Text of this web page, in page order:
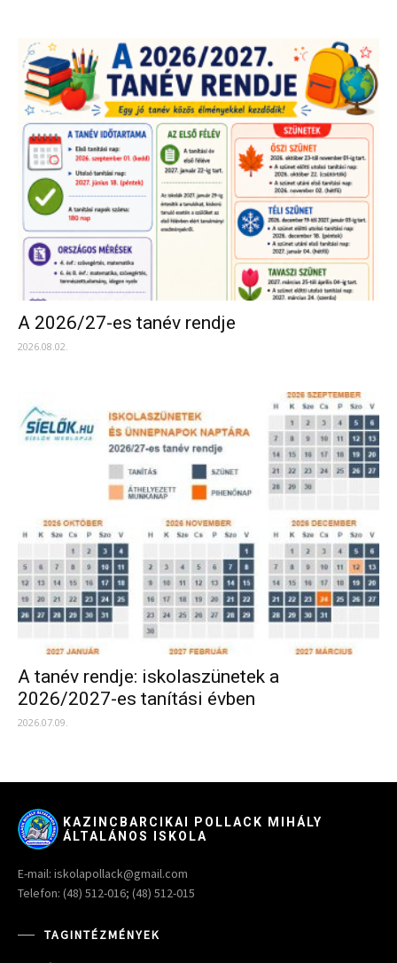
A 2026/27-es tanév rendje
2026.08.02.
A tanév rendje: iskolaszünetek a
2026/2027-es tanítási évben
2026.07.09.
KAZINCBARCIKAI POLLACK MIHÁLY
ÁLTALÁNOS ISKOLA
E-mail: iskolapollack@gmail.com
Telefon: (48) 512-016; (48) 512-015
TAGINTÉZMÉNYEK